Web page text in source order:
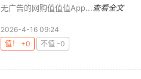
无广告的网购值值值App... 查看全文
2026-4-16 09:24
值！ +0
不值 -0